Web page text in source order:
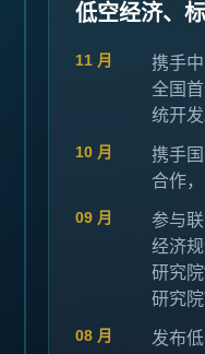
低空经济、
11 月
携手
全国
统开发
10 月
携手
合作
09 月
参与
经济
研究
研究院
08 月
发布